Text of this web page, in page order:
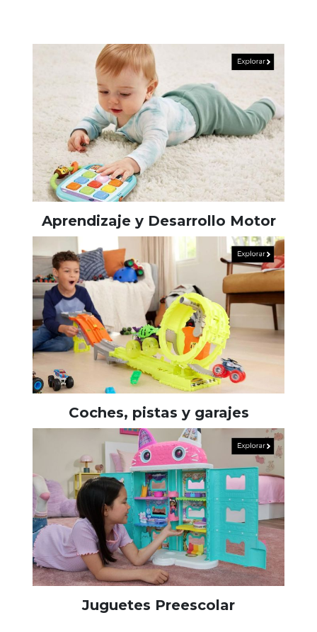
Aprendizaje y Desarrollo Motor
Coches, pistas y garajes
Juguetes Preescolar